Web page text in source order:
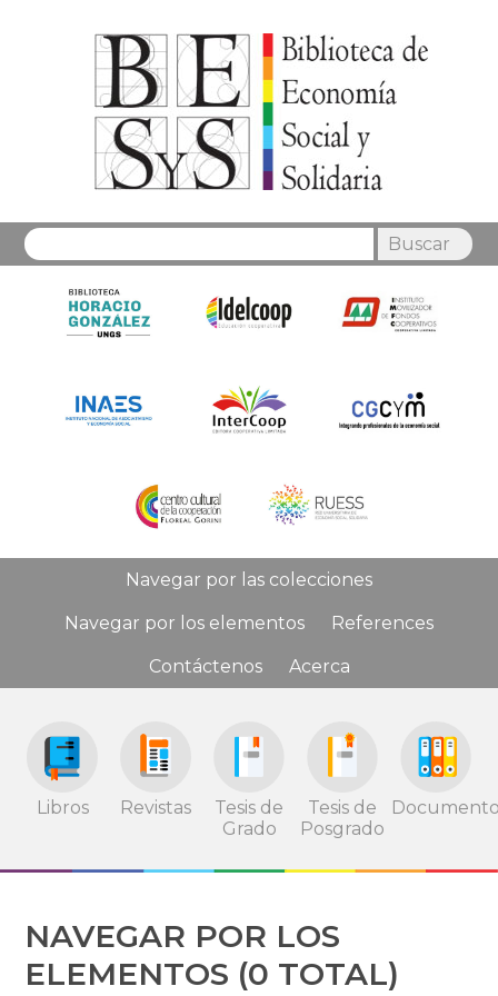
Buscar
Navegar por las colecciones
Navegar por los elementos References
Contáctenos Acerca
Libros Revistas
Tesis de
Grado
Tesis de
Posgrado
NAVEGAR POR LOS
ELEMENTOS (0 TOTAL)